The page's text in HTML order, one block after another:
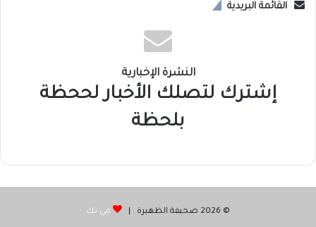
القائمة البريدية
النشرة الإخبارية
إشترك لتصلك الأخبار لححظة
بلحظة
© 2026 صحيفة الظهيرة | مي تك